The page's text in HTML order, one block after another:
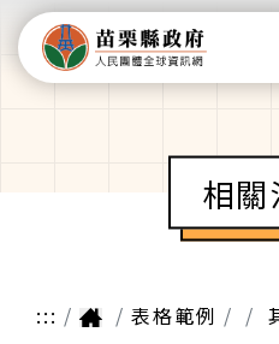
相關
::: 表格範例